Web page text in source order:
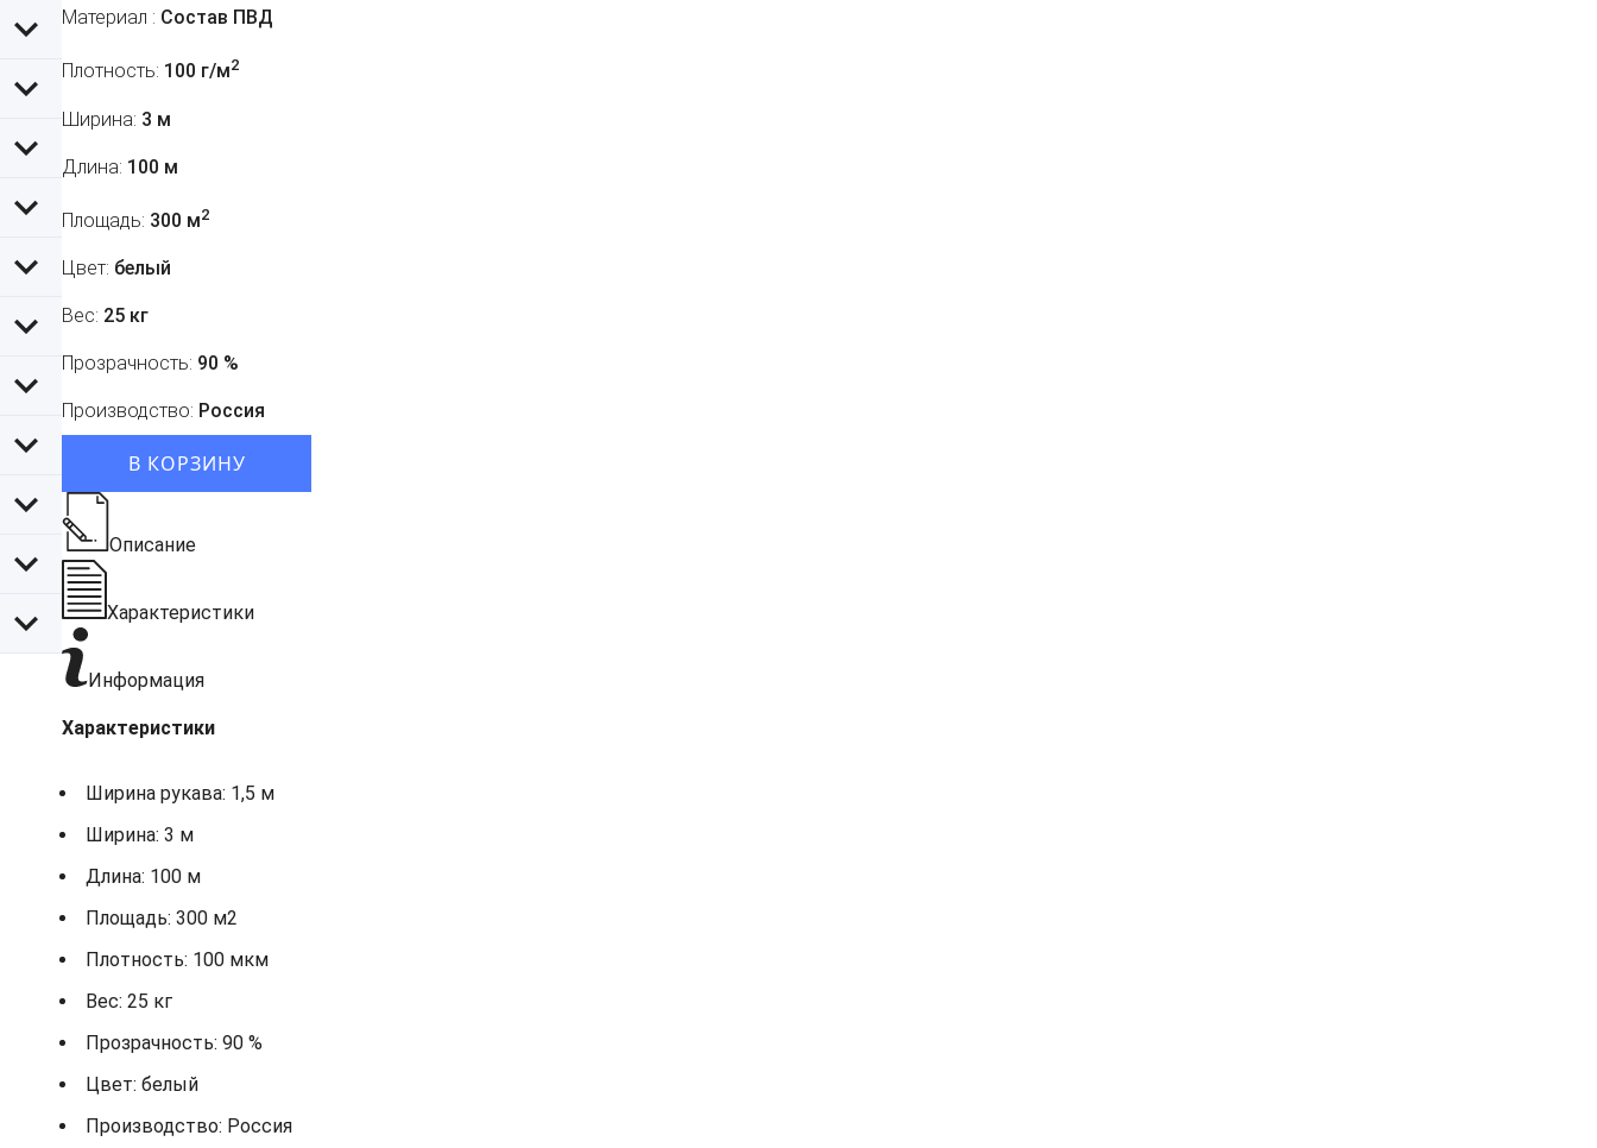
Материал : Состав ПВД
Плотность: 100 г/м2
Ширина: 3 м
Длина: 100 м
Площадь: 300 м2
Цвет: белый
Вес: 25 кг
Прозрачность: 90 %
Производство: Россия
В КОРЗИНУ
Описание
Характеристики
Информация
Характеристики
Ширина рукава: 1,5 м
Ширина: 3 м
Длина: 100 м
Площадь: 300 м2
Плотность: 100 мкм
Вес: 25 кг
Прозрачность: 90 %
Цвет: белый
Производство: Россия